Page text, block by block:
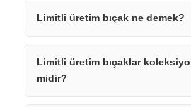
Limitli üretim bıçak ne demek?
Limitli üretim bıçaklar
midir?